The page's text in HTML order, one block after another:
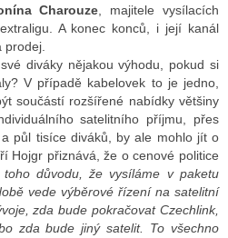
Charouze , majitele vysílacích
A konec konců, i její kanál
diváky nějakou výhodu, pokud si
V případě kabelovek to je jedno,
součástí rozšířené nabídky většiny
satelitního příjmu, přes
půl tisíce diváků, by ale mohlo jít o
Hojgr přiznává, že o cenové politice
toho důvodu, že vysíláme v paketu
vede výběrové řízení na satelitní
zda bude pokračovat Czechlink,
zda bude jiný satelit. To všechno